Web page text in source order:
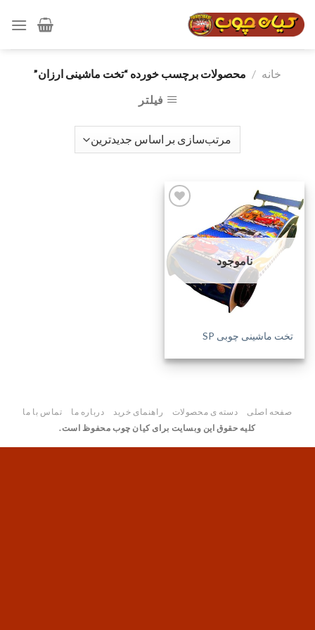
خانه / محصولات برچسب خورده “تخت ماشینی ارزان”
فیلتر
افزودن
به
علاقه
مندی
ها
ناموجود
تخت ماشینی چوبی SP
صفحه اصلی دسته ی محصولات راهنمای خرید درباره ما
تماس با ما
کلیه حقوق این وبسایت برای کیان چوب محفوظ است.